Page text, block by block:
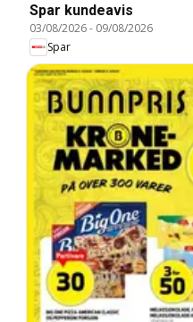
Spar kundeavis
03/08/2026- 09/08/2026
Spar